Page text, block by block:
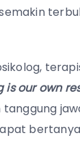
is our own